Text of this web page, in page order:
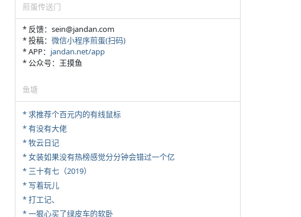
煎蛋传送门
* 反馈：sein@jandan.com
* 投稿： 微信小程序煎蛋(扫码)
* APP： jandan.net/app
* 公众号：王摸鱼
鱼塘
* 求推荐个百元内的有线鼠标
* 有没有大佬
* 牧云日记
* 女装如果没有热榜感觉分分钟会错过一个亿
* 三十有七（2019）
* 写着玩儿
* 打工记、
* 一狠心买了绿皮车的软卧